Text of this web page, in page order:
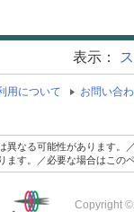
表示：
用について
お問い合
なる可能性があります
す。／必要な場合はこ
Copyright